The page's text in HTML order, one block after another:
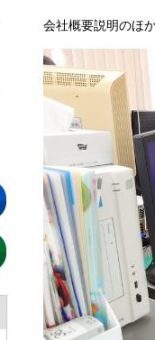
会社概要説明のほ